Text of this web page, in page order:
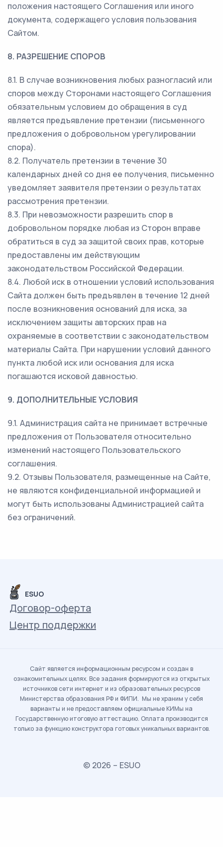
положения настоящего Соглашения или иного
документа, содержащего условия пользования
Сайтом.
8. РАЗРЕШЕНИЕ СПОРОВ
8.1. В случае возникновения любых разногласий или
споров между Сторонами настоящего Соглашения
обязательным условием до обращения в суд
является предъявление претензии (письменного
предложения о добровольном урегулировании
спора).
8.2. Получатель претензии в течение 30
календарных дней со дня ее получения, письменно
уведомляет заявителя претензии о результатах
рассмотрения претензии.
8.3. При невозможности разрешить спор в
добровольном порядке любая из Сторон вправе
обратиться в суд за защитой своих прав, которые
предоставлены им действующим
законодательством Российской Федерации.
8.4. Любой иск в отношении условий использования
Сайта должен быть предъявлен в течение 12 дней
после возникновения оснований для иска, за
исключением защиты авторских прав на
охраняемые в соответствии с законодательством
материалы Сайта. При нарушении условий данного
пункта любой иск или основания для иска
погашаются исковой давностью.
9. ДОПОЛНИТЕЛЬНЫЕ УСЛОВИЯ
9.1. Администрация сайта не принимает встречные
предложения от Пользователя относительно
изменений настоящего Пользовательского
соглашения.
9.2. Отзывы Пользователя, размещенные на Сайте,
не являются конфиденциальной информацией и
могут быть использованы Администрацией сайта
без ограничений.
ESUO
Договор-оферта
Центр поддержки
Сайт является информационным ресурсом и создан в
ознакомительных целях. Все задания формируются из открытых
источников сети интернет и из образовательных ресурсов
Министерства образования РФ и ФИПИ. Мы не храним у себя
варианты и не предоставляем официальные КИМы на
Государственную итоговую аттестацию. Оплата производится
только за функцию конструктора готовых уникальных вариантов.
© 2026 – ESUO